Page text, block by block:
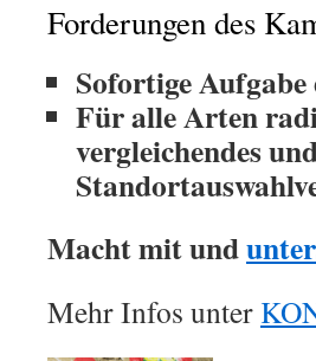
Forderungen des
Sofortige
Für alle Arten
vergleichendes
Macht mit und
Mehr Infos unter